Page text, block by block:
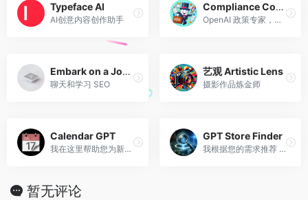
Typeface Al
AI创意内容创作助手
Compliance Concierge
OpenAI 政策专家，提供具体的、情境感知的建议。
Embark on a Journey with Words: SEO Consultant
聊天和学习 SEO
艺观 Artistic Lens
摄影作品炼金师
Calendar GPT
我在这里帮助您为新的一天做好准备！由 Zapier 的 AI Actions 提供支持。
GPT Store Finder
我根据您的需求推荐 GPT 商店中的自定义 GPT。
暂无评论